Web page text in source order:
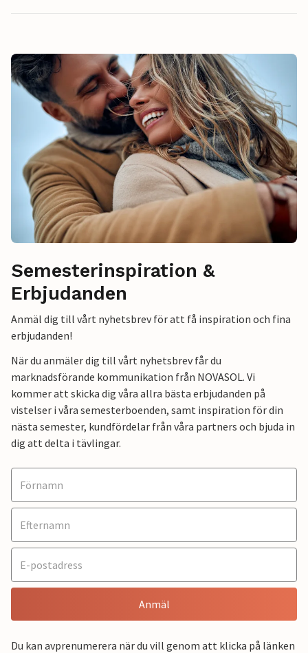
Semesterinspiration &
Erbjudanden
Anmäl dig till vårt nyhetsbrev för att få inspiration och fina
erbjudanden!
När du anmäler dig till vårt nyhetsbrev får du
marknadsförande kommunikation från NOVASOL. Vi
kommer att skicka dig våra allra bästa erbjudanden på
vistelser i våra semesterboenden, samt inspiration för din
nästa semester, kundfördelar från våra partners och bjuda in
dig att delta i tävlingar.
Anmäl
Du kan avprenumerera när du vill genom att klicka på länken